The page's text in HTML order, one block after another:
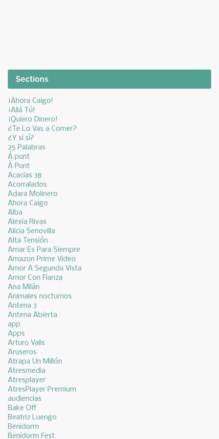
Sections
¡Ahora Caigo!
¡Allá Tú!
¡Quiero Dinero!
¿Te Lo Vas a Comer?
¿Y si sí?
25 Palabras
Á punt
À Punt
Acacias 38
Acorralados
Adara Molinero
Ahora Caigo
Alba
Alexia Rivas
Alicia Senovilla
Alta Tensión
Amar Es Para Siempre
Amazon Prime Video
Amor A Segunda Vista
Amor Con Fianza
Ana Milán
Animales nocturnos
Antena 3
Antena Abierta
app
Apps
Arturo Valls
Aruseros
Atrapa Un Millón
Atresmedia
Atresplayer
AtresPlayer Premium
audiencias
Bake Off
Beatriz Luengo
Benidorm
Benidorm Fest